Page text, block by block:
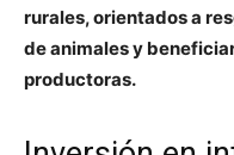
rurales, orientados a
de animales y
productoras.